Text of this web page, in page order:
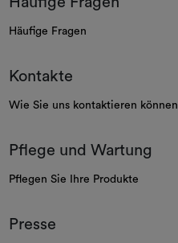
Häufige Fragen
Kontakte
Wie Sie uns kontaktieren können
Pflege und Wartung
Pflegen Sie Ihre Produkte
Presse